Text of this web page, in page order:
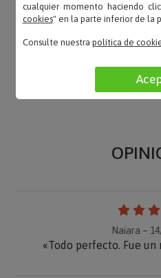
Naiara –
«Todo perfecto. Fue un
cualquier momento haciendo
cookies" en la parte inferior de la
Consulte nuestra política de